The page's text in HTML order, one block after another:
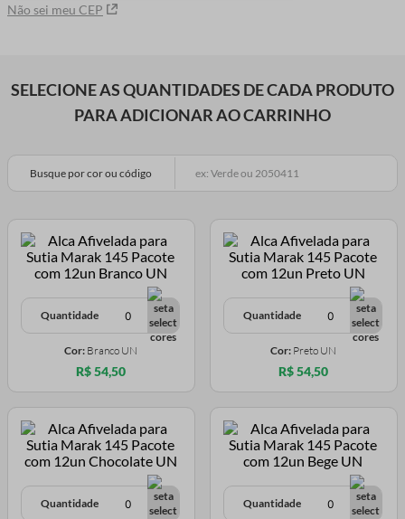
Não sei meu CEP
SELECIONE AS QUANTIDADES DE CADA PRODUTO
PARA ADICIONAR AO CARRINHO
Busque por cor ou código
Quantidade
Cor: Branco UN
R$ 54,50
Quantidade
Cor: Preto UN
R$ 54,50
Quantidade Quantidade